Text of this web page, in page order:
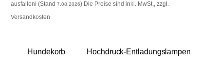
ausfallen! (Stand7.08.2026) Die Preise sind inkl. MwSt., zzgl.
Versandkosten
Hundekorb Hochdruck-Entladungslampen